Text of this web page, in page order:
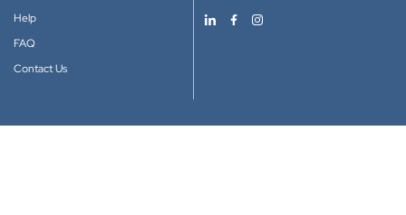
Help
FAQ
Contact Us